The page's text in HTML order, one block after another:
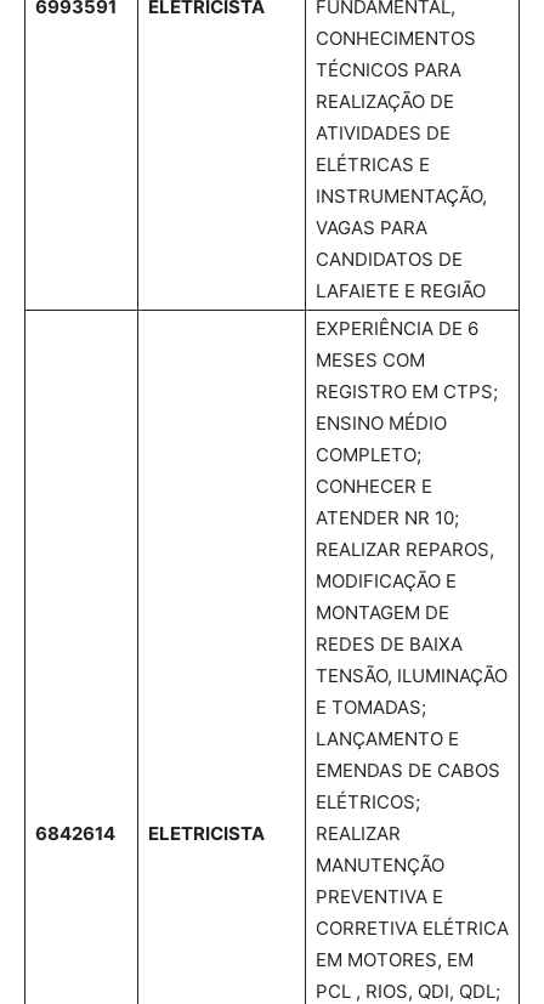
6993591 ELETRICISTA
FUNDAMENTAL,
CONHECIMENTOS
TÉCNICOS PARA
REALIZAÇÃO DE
ATIVIDADES DE
ELÉTRICAS E
INSTRUMENTAÇÃO,
VAGAS PARA
CANDIDATOS DE
LAFAIETE E REGIÃO
6842614 ELETRICISTA
EXPERIÊNCIA DE 6
MESES COM
REGISTRO EM CTPS;
ENSINO MÉDIO
COMPLETO;
CONHECER E
ATENDER NR 10;
REALIZAR REPAROS,
MODIFICAÇÃO E
MONTAGEM DE
REDES DE BAIXA
TENSÃO, ILUMINAÇÃO
E TOMADAS;
LANÇAMENTO E
EMENDAS DE CABOS
ELÉTRICOS;
REALIZAR
MANUTENÇÃO
PREVENTIVA E
CORRETIVA ELÉTRICA
EM MOTORES, EM
PCL , RIOS, QDI, QDL;